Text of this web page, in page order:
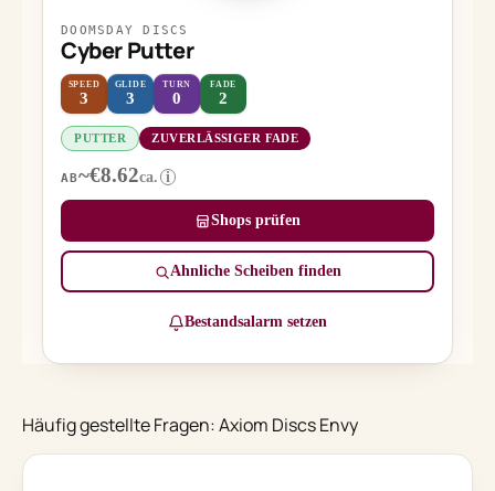
DOOMSDAY DISCS
Cyber Putter
SPEED
3
GLIDE
3
TURN
0
FADE
2
PUTTER ZUVERLÄSSIGER FADE
AB~€8.62ca. i
Shops prüfen
Ähnliche Scheiben finden
Bestandsalarm setzen
Häufig gestellte Fragen: Axiom Discs Envy